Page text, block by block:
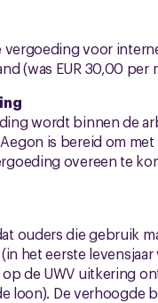
vergoeding voor
(was EUR 30,00 per
wordt binnen de
is bereid om
overeen te
ouders die gebruik
het eerste
de UWV uitkering
loon). De verhoogde